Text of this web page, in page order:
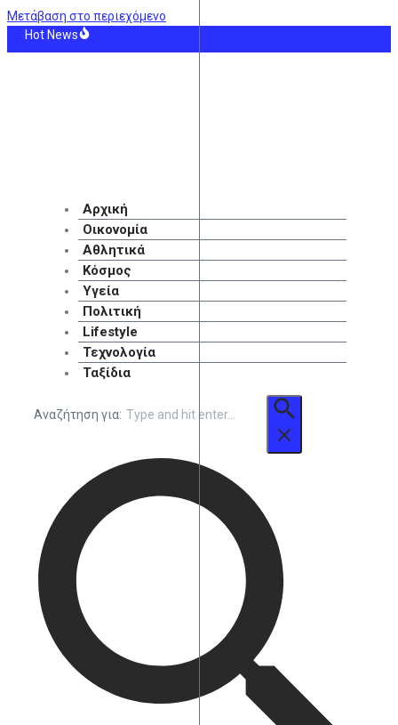
Μετάβαση στο περιεχόμενο
Hot News
Αρχική
Οικονομία
Αθλητικά
Κόσμος
Υγεία
Πολιτική
Lifestyle
Τεχνολογία
Ταξίδια
Αναζήτηση για: